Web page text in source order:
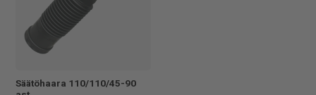
Säätöhaara 110/110/45-90